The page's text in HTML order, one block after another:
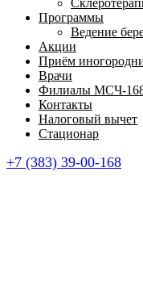
Программы
Ведение
Акции
Приём
Врачи
Филиалы МСЧ-
Контакты
Налоговый вычет
Стационар
+7 (383) 39-00-168